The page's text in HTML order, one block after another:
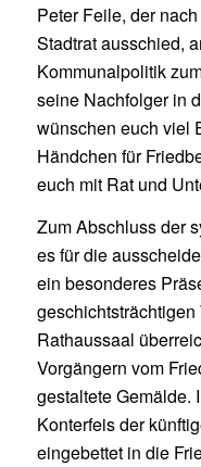
Peter Feile, der
Stadtrat ausschied,
Kommunalpolitik
seine Nachfolger in
wünschen euch viel
Händchen für
euch mit Rat und
Zum Abschluss der
es für die
ein besonderes
Rathaussaal
Vorgängern vom
gestaltete Gemälde.
Konterfeis der
eingebettet in die